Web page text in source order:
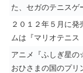
た、セガのテニスゲ
２０１２年５月に
ムは『マリオテニ
アニメ『ふしぎ星の
おひさまの国のプリ